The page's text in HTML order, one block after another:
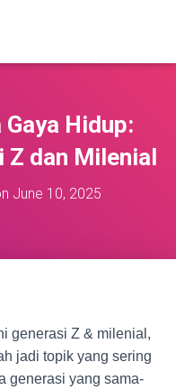
Gaya Hidup:
Z dan Milenial
June 10, 2025
generasi Z & milenial,
jadi topik yang sering
generasi yang sama-